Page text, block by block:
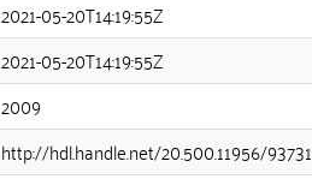
2021-05-20T14:19:55Z
2021-05-20T14:19:55Z
2009
http://hdl.handle.net/20.500.11956/93731